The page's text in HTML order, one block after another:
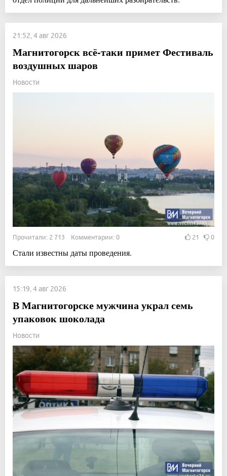
21:52, 4 авг 2026
Магнитогорск всё-таки примет Фестиваль
воздушных шаров
Новости
Прочитали: 2 713 Комментарии: 0 21 0
Стали известны даты проведения.
15:19, 4 авг 2026
В Магнитогорске мужчина украл семь
упаковок шоколада
Новости